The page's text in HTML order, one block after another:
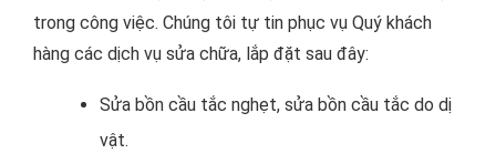
trong công việc. Chúng tôi tự tin phục vụ Quý khách
hàng các dịch vụ sửa chữa, lắp đặt sau đây:
Sửa bồn cầu tắc nghẹt, sửa bồn cầu tắc do dị
vật.